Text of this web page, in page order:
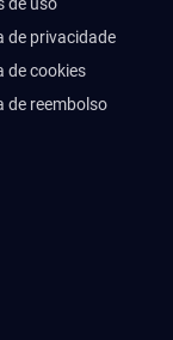
de uso
de privacidade
de cookies
de reembolso